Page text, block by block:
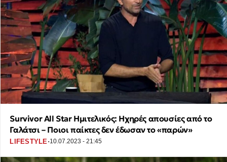
Survivor All Star Ημιτελικός: Ηχηρές απουσίες από το
Γαλάτσι – Ποιοι παίκτες δεν έδωσαν το «παρών»
LIFESTYLE ·10.07.2023 - 21:45